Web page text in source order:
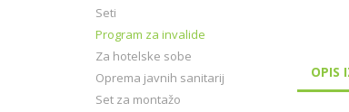
Seti
Program za invalide
Za hotelske sobe
Oprema javnih sanitarij
Set za montažo
OPIS